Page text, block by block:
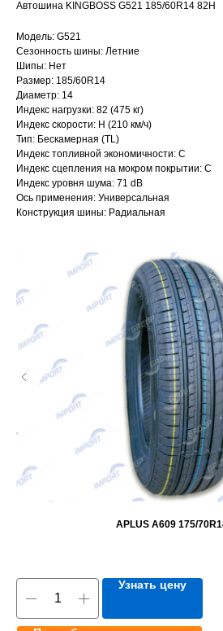
Автошина KINGBOSS G521 185/60R14 82H
Модель: G521
Сезонность шины: Летние
Шипы: Нет
Размер: 185/60R14
Диаметр: 14
Индекс нагрузки: 82 (475 кг)
Индекс скорости: H (210 км/ч)
Тип: Бескамерная (TL)
Индекс топливной экономичности: C
Индекс сцепления на мокром покрытии: C
Индекс уровня шума: 71 dB
Ось применения: Универсальная
Конструкция шины: Радиальная
APLUS A609 175/
Узнать цену